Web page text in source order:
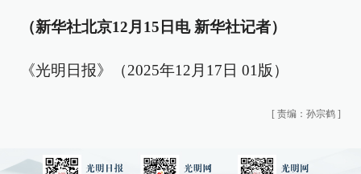
（新华社北京12月15日电 新华社记者）
《光明日报》（2025年12月17日 01版）
[ 责编：孙宗鹤 ]